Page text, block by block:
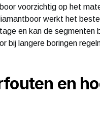
voorzichtig op het
werkt het
en kan de segmenten
bij langere boringen
en